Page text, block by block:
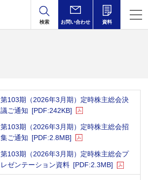
検索 お問い合わせ 資料
第103期（2026年3月期）定時株主総会決
議ご通知 [PDF:242KB]
第103期（2026年3月期）定時株主総会招
集ご通知 [PDF:2.8MB]
第103期（2026年3月期）定時株主総会プ
レゼンテーション資料 [PDF:2.3MB]